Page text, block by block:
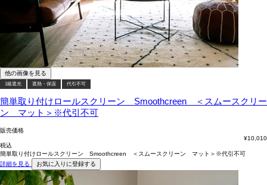
他の画像を見る
1級遮光 遮熱・保温 代引不可
簡単取り付けロールスクリーン Smoothcreen ＜スムースクリー
ン マット＞※代引不可
販売価格
¥10,010
税込
簡単取り付けロールスクリーン Smoothcreen ＜スムースクリーン マット＞※代引不可
詳細を見る
お気に入りに登録する